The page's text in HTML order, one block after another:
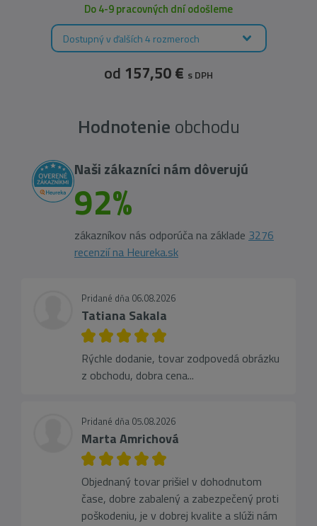
Do 4-9 pracovných dní odošleme
Dostupný v ďalších 4 rozmeroch
od 157,50 € s DPH
Hodnotenie obchodu
Naši zákazníci nám dôverujú
92%
zákazníkov nás odporúča na základe 3276
recenzií na Heureka.sk
Pridané dňa 06.08.2026
Tatiana Sakala
Rýchle dodanie, tovar zodpovedá obrázku
z obchodu, dobra cena...
Pridané dňa 05.08.2026
Marta Amrichová
Objednaný tovar prišiel v dohodnutom
čase, dobre zabalený a zabezpečený proti
poškodeniu, je v dobrej kvalite a slúži nám